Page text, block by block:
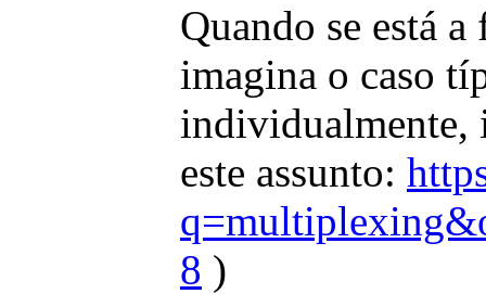
Quando se está
imagina o caso
individualmente,
este assunto:
8 )